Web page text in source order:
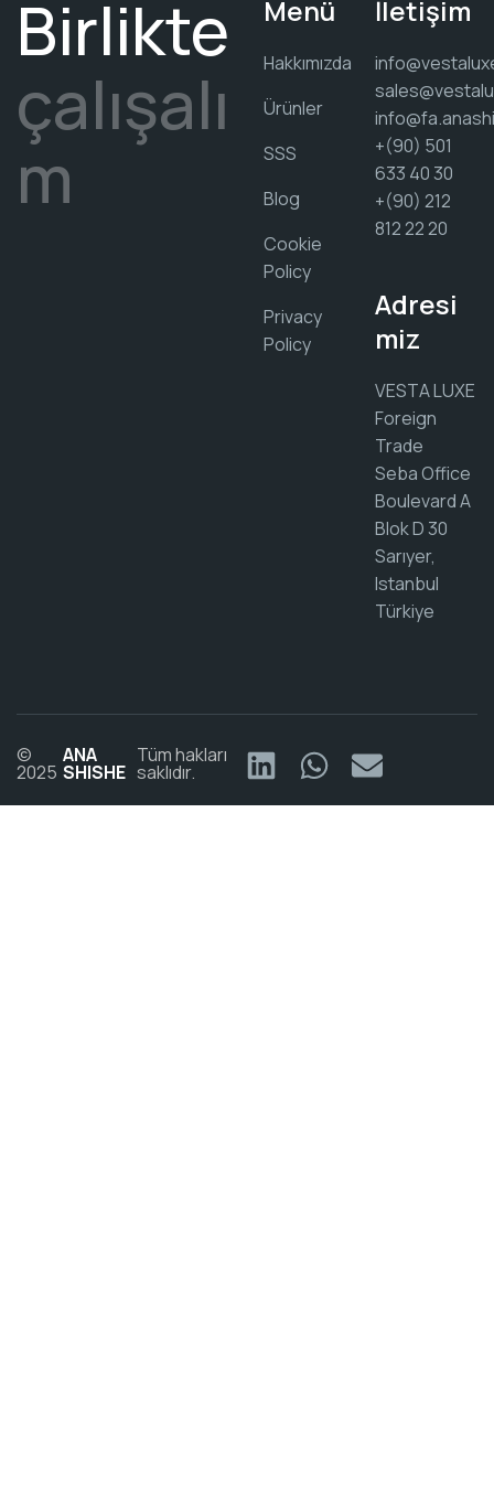
Birlikte
çalışalı
m
Menü
Hakkımızda
Ürünler
SSS
Blog
Cookie
Policy
Privacy
Policy
İletişim
+(90) 501
633 40 30
+(90) 212
812 22 20
Adresi
miz
VESTA LUXE
Foreign
Trade
Seba Office
Boulevard A
Blok D 30
Sarıyer,
Istanbul
Türkiye
©
2025
ANA
SHISHE
Tüm hakları
saklıdır.